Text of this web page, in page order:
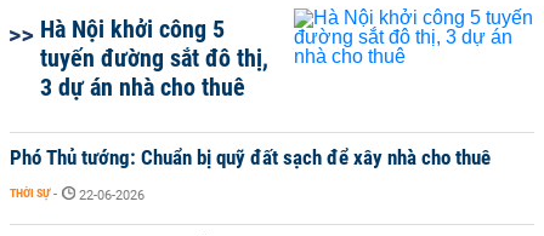
Hà Nội khởi công 5
tuyến đường sắt đô thị,
3 dự án nhà cho thuê
Phó Thủ tướng: Chuẩn bị quỹ đất sạch để xây nhà cho thuê
THỜI SỰ - 22-06-2026